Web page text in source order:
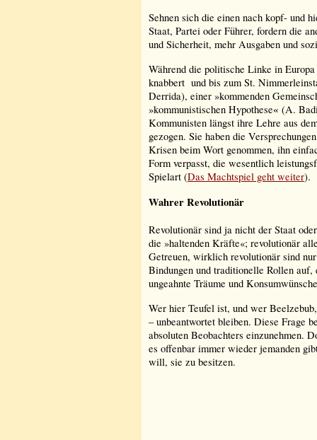
Sehnen sich die einen nach kopf- und
Staat, Partei oder Führer, fordern die
und Sicherheit, mehr Ausgaben und
Während die politische Linke in
knabbert und bis zum St.
Derrida), einer »kommenden
»kommunistischen Hypothese« (A.
Kommunisten längst ihre Lehre aus
gezogen. Sie haben die
Krisen beim Wort genommen, ihn
Form verpasst, die wesentlich
Spielart (Das Machtspiel geht weiter).
Wahrer Revolutionär
Revolutionär sind ja nicht der Staat
die »haltenden Kräfte«; revolutionär
Getreuen, wirklich revolutionär sind
Bindungen und traditionelle Rollen
ungeahnte Träume und
Wer hier Teufel ist, und wer
– unbeantwortet bleiben. Diese Frage
absoluten Beobachters einzunehmen.
es offenbar immer wieder jemanden
will, sie zu besitzen.